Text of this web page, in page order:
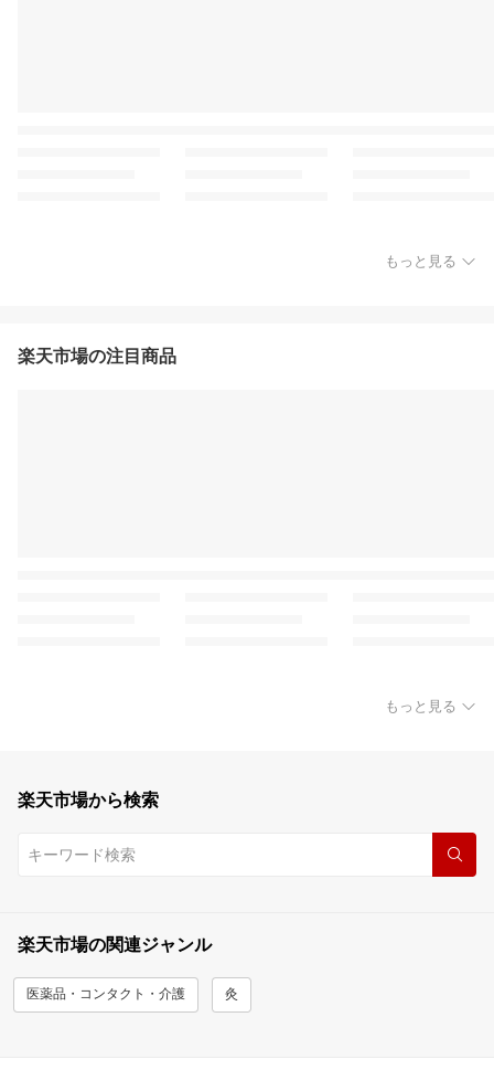
もっと見る
楽天市場の注目商品
もっと見る
楽天市場から検索
楽天市場の関連ジャンル
医薬品・コンタクト・介護 灸